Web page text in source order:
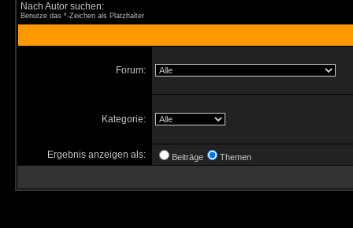
Nach Autor suchen:
Benutze das *-Zeichen als Platzhalter
Forum:
Kategorie:
Ergebnis anzeigen als: Beiträge Themen